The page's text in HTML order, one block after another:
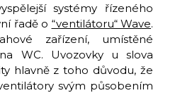
systémy řízeného
řadě o “ventilátoru“ Wave.
zařízení, umístěné
WC. Uvozovky u slova
hlavně z toho důvodu, že
svým působením